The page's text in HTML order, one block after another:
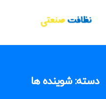
دسته:شوینده ها